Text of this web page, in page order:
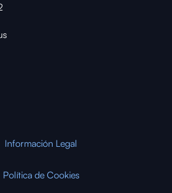
Información Legal
Política de Cookies